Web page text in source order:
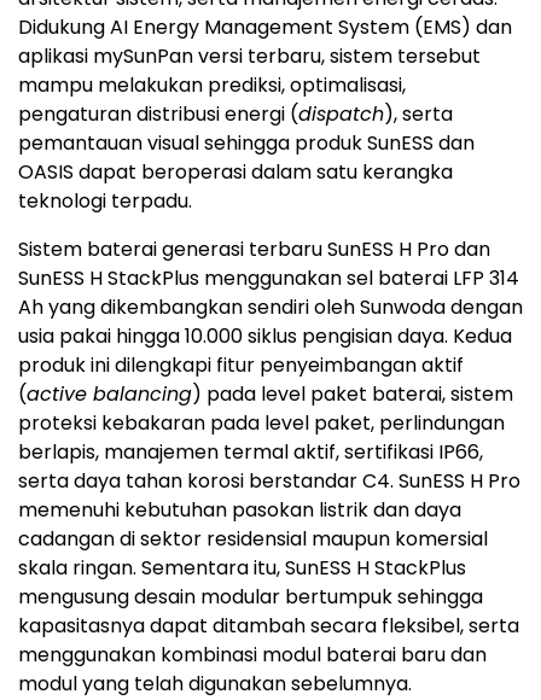
Didukung AI Energy Management System (EMS) dan
aplikasi mySunPan versi terbaru, sistem tersebut
mampu melakukan prediksi, optimalisasi,
pengaturan distribusi energi (dispatch), serta
pemantauan visual sehingga produk SunESS dan
OASIS dapat beroperasi dalam satu kerangka
teknologi terpadu.
Sistem baterai generasi terbaru SunESS H Pro dan
SunESS H StackPlus menggunakan sel baterai LFP 314
Ah yang dikembangkan sendiri oleh Sunwoda dengan
usia pakai hingga 10.000 siklus pengisian daya. Kedua
produk ini dilengkapi fitur penyeimbangan aktif
(active balancing) pada level paket baterai, sistem
proteksi kebakaran pada level paket, perlindungan
berlapis, manajemen termal aktif, sertifikasi IP66,
serta daya tahan korosi berstandar C4. SunESS H Pro
memenuhi kebutuhan pasokan listrik dan daya
cadangan di sektor residensial maupun komersial
skala ringan. Sementara itu, SunESS H StackPlus
mengusung desain modular bertumpuk sehingga
kapasitasnya dapat ditambah secara fleksibel, serta
menggunakan kombinasi modul baterai baru dan
modul yang telah digunakan sebelumnya.